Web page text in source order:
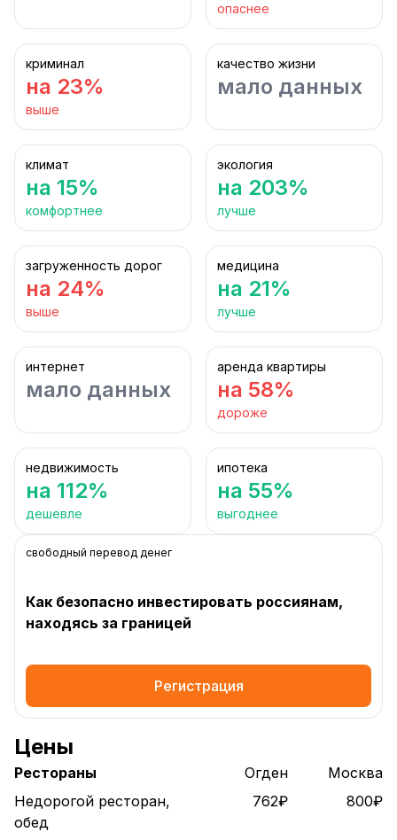
опаснее
криминал
на 23%
выше
качество жизни
мало данных
климат
на 15%
комфортнее
экология
на 203%
лучше
загруженность дорог
на 24%
выше
медицина
на 21%
лучше
интернет
мало данных
аренда квартиры
на 58%
дороже
недвижимость
на 112%
дешевле
ипотека
на 55%
выгоднее
свободный перевод денег
Как безопасно инвестировать россиянам,
находясь за границей
Регистрация
Цены
Рестораны Огден
Москва
Недорогой ресторан,
обед
762₽ 800₽